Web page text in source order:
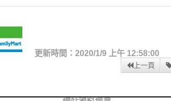
更新時間：2020/1/9 上午 12:58:00
上一頁